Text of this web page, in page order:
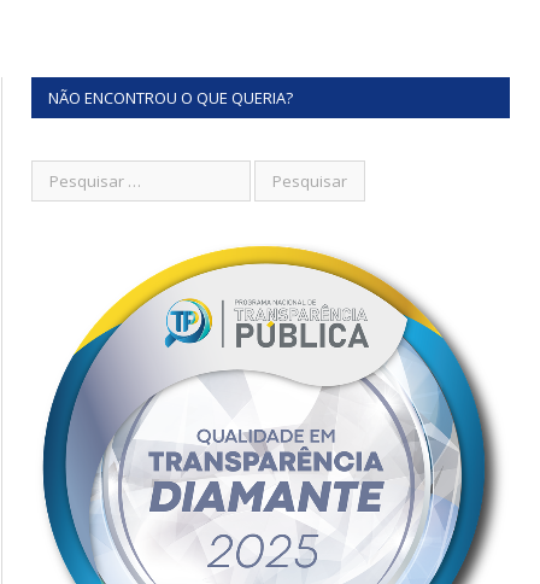
NÃO ENCONTROU O QUE QUERIA?